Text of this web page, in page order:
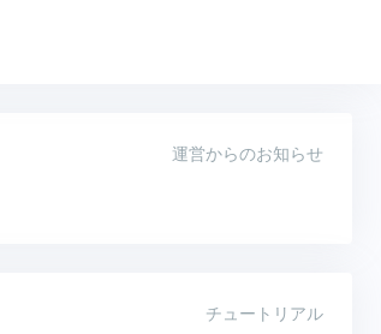
運営からのお知らせ
チュートリアル